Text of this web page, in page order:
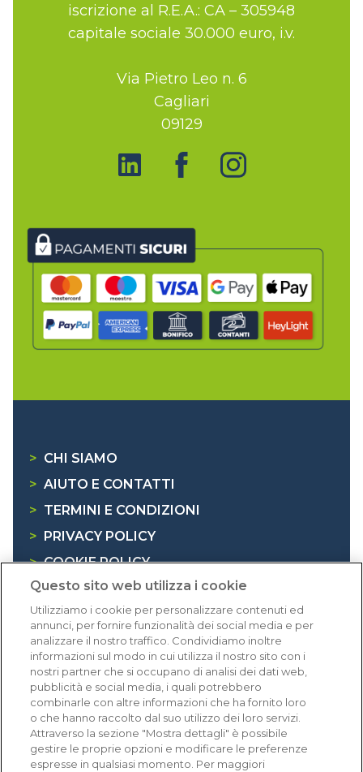
iscrizione al R.E.A.: CA – 305948
capitale sociale 30.000 euro, i.v.
Via Pietro Leo n. 6
Cagliari
09129
> CHI SIAMO
> AIUTO E CONTATTI
> TERMINI E CONDIZIONI
>
PRIVACY POLICY
> COOKIE POLICY
> INFORMATIVA RAEE
Dicono di noi
1.641 recensioni
Eccellente (4,8)
Acquisti verificati
Questo sito web utilizza i cookie
Utilizziamo i cookie per personalizzare contenuti ed
annunci, per fornire funzionalità dei social media e per
analizzare il nostro traffico. Condividiamo inoltre
informazioni sul modo in cui utilizza il nostro sito con i
nostri partner che si occupano di analisi dei dati web,
pubblicità e social media, i quali potrebbero
combinarle con altre informazioni che ha fornito loro
o che hanno raccolto dal suo utilizzo dei loro servizi.
Attraverso la sezione "Mostra dettagli" è possibile
gestire le proprie opzioni e modificare le preferenze
espresse in qualsiasi momento. Per maggiori